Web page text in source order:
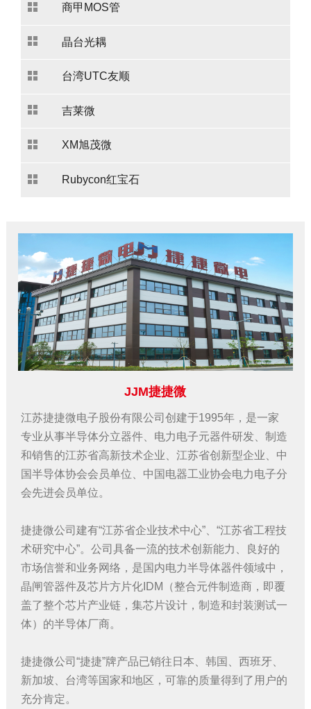
商甲MOS管
晶台光耦
台湾UTC友顺
吉莱微
XM旭茂微
Rubycon红宝石
JJM捷捷微
江苏捷捷微电子股份有限公司创建于1995年，是一家
专业从事半导体分立器件、电力电子元器件研发、制造
和销售的江苏省高新技术企业、江苏省创新型企业、中
国半导体协会会员单位、中国电器工业协会电力电子分
会先进会员单位。
捷捷微公司建有“江苏省企业技术中心”、“江苏省工程技
术研究中心”。公司具备一流的技术创新能力、良好的
市场信誉和业务网络，是国内电力半导体器件领域中，
晶闸管器件及芯片方片化IDM（整合元件制造商，即覆
盖了整个芯片产业链，集芯片设计，制造和封装测试一
体）的半导体厂商。
捷捷微公司“捷捷”牌产品已销往日本、韩国、西班牙、
新加坡、台湾等国家和地区，可靠的质量得到了用户的
充分肯定。